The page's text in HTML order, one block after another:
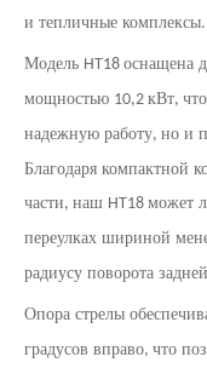
и тепличные комплексы.
Модель HT18 оснащена
мощностью 10,2 кВт,
надежную работу, но и
Благодаря компактной
части, наш HT18 может
переулках шириной
радиусу поворота
Опора стрелы
градусов вправо, что